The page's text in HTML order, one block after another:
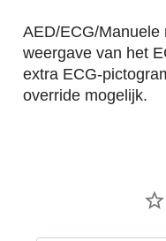
AED/ECG/Manuele
weergave van het
extra ECG-
override mogelijk.